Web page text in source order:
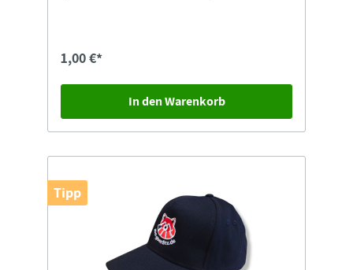
1,00 €*
In den Warenkorb
Tipp